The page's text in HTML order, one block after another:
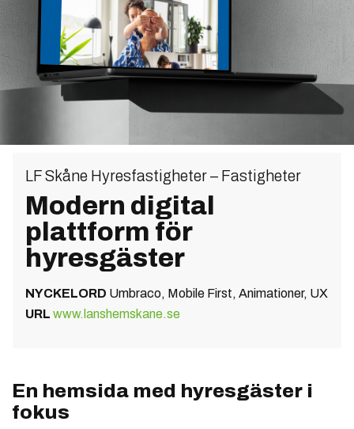
LF Skåne Hyresfastigheter – Fastigheter
Modern digital
plattform för
hyresgäster
NYCKELORD Umbraco, Mobile First, Animationer, UX
URL www.lanshemskane.se
En hemsida med hyresgäster i
fokus